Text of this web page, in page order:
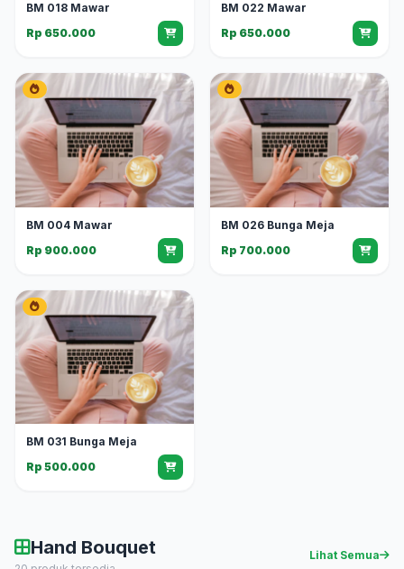
BM 018 Mawar
Rp 650.000
BM 022 Mawar
Rp 650.000
BM 004 Mawar
Rp 900.000
BM 026 Bunga Meja
Rp 700.000
BM 031 Bunga Meja
Rp 500.000
Hand Bouquet Lihat Semua